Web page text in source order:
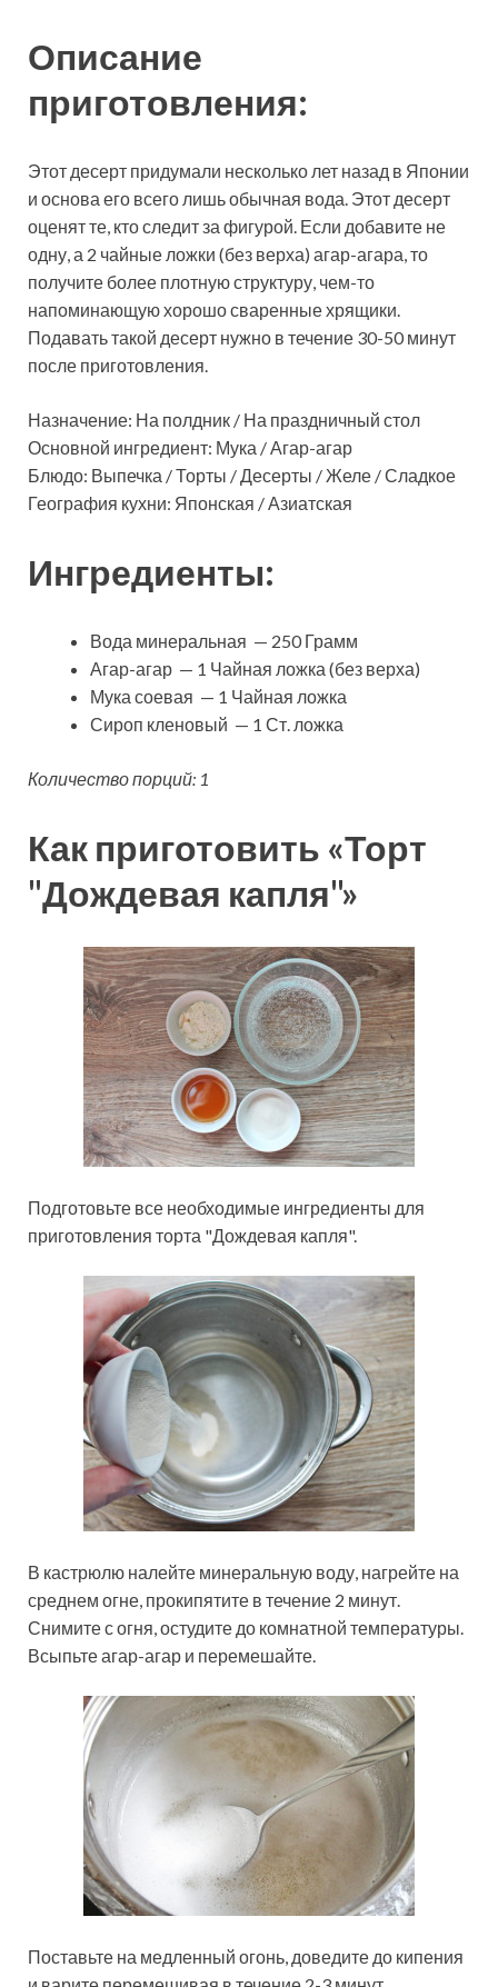
Описание
приготовления:
Этот десерт придумали несколько лет назад в Японии
и основа его всего лишь обычная вода. Этот десерт
оценят те, кто следит за фигурой. Если добавите не
одну, а 2 чайные ложки (без верха) агар-агара, то
получите более плотную структуру, чем-то
напоминающую хорошо сваренные хрящики.
Подавать такой десерт нужно в течение 30-50 минут
после приготовления.
Назначение: На полдник / На праздничный стол
Основной ингредиент: Мука / Агар-агар
Блюдо: Выпечка / Торты / Десерты / Желе / Сладкое
География кухни: Японская / Азиатская
Ингредиенты:
Вода минеральная — 250 Грамм
Агар-агар — 1 Чайная ложка (без верха)
Мука соевая — 1 Чайная ложка
Сироп кленовый — 1 Ст. ложка
Количество порций: 1
Как приготовить «Торт
"Дождевая капля"»
Подготовьте все необходимые ингредиенты для
приготовления торта "Дождевая капля".
В кастрюлю налейте минеральную воду, нагрейте на
среднем огне, прокипятите в течение 2 минут.
Снимите с огня, остудите до комнатной температуры.
Всыпьте агар-агар и перемешайте.
Поставьте на медленный огонь, доведите до кипения